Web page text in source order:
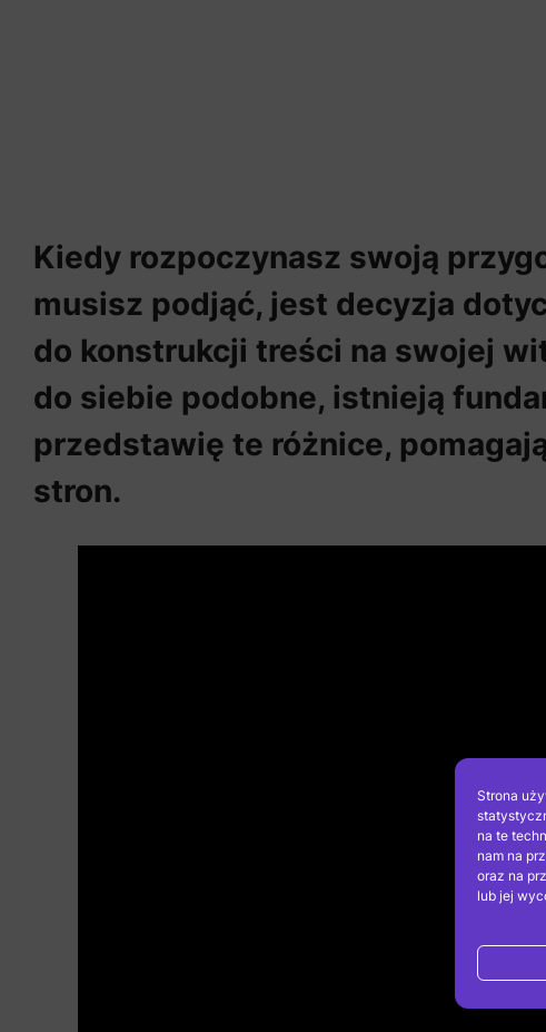
Strona
na te
nam na
oraz na
lub jej
Kiedy rozpoczynasz swoją
musisz podjąć, jest decyzja
do konstrukcji treści na swojej
do siebie podobne, istnieją
przedstawię te różnice,
stron.